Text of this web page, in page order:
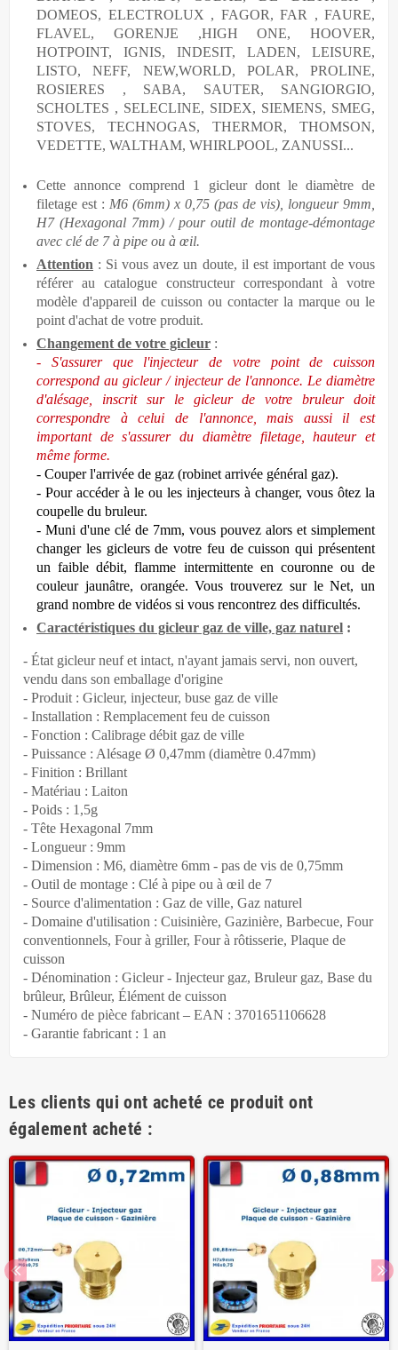
DOMEOS, ELECTROLUX , FAGOR, FAR , FAURE,
FLAVEL, GORENJE ,HIGH ONE, HOOVER,
HOTPOINT, IGNIS, INDESIT, LADEN, LEISURE,
LISTO, NEFF, NEW,WORLD, POLAR, PROLINE,
ROSIERES , SABA, SAUTER, SANGIORGIO,
SCHOLTES , SELECLINE, SIDEX, SIEMENS, SMEG,
STOVES, TECHNOGAS, THERMOR, THOMSON,
VEDETTE, WALTHAM, WHIRLPOOL, ZANUSSI...
Cette annonce comprend 1 gicleur dont le diamètre de
filetage est : M6 (6mm) x 0,75 (pas de vis), longueur 9mm,
H7 (Hexagonal 7mm) / pour outil de montage-démontage
avec clé de 7 à pipe ou à œil.
Attention : Si vous avez un doute, il est important de vous
référer au catalogue constructeur correspondant à votre
modèle d'appareil de cuisson ou contacter la marque ou le
point d'achat de votre produit.
Changement de votre gicleur :
- S'assurer que l'injecteur de votre point de cuisson
correspond au gicleur / injecteur de l'annonce. Le diamètre
d'alésage, inscrit sur le gicleur de votre bruleur doit
correspondre à celui de l'annonce, mais aussi il est
important de s'assurer du diamètre filetage, hauteur et
même forme.
- Couper l'arrivée de gaz (robinet arrivée général gaz).
- Pour accéder à le ou les injecteurs à changer, vous ôtez la
coupelle du bruleur.
- Muni d'une clé de 7mm, vous pouvez alors et simplement
changer les gicleurs de votre feu de cuisson qui présentent
un faible débit, flamme intermittente en couronne ou de
couleur jaunâtre, orangée. Vous trouverez sur le Net, un
grand nombre de vidéos si vous rencontrez des difficultés.
Caractéristiques du gicleur gaz de ville, gaz naturel :
- État gicleur neuf et intact, n'ayant jamais servi, non ouvert,
vendu dans son emballage d'origine
- Produit : Gicleur, injecteur, buse gaz de ville
- Installation : Remplacement feu de cuisson
- Fonction : Calibrage débit gaz de ville
- Puissance : Alésage Ø 0,47mm (diamètre 0.47mm)
- Finition : Brillant
- Matériau : Laiton
- Poids : 1,5g
- Tête Hexagonal 7mm
- Longueur : 9mm
- Dimension : M6, diamètre 6mm - pas de vis de 0,75mm
- Outil de montage : Clé à pipe ou à œil de 7
- Source d'alimentation : Gaz de ville, Gaz naturel
- Domaine d'utilisation : Cuisinière, Gazinière, Barbecue, Four
conventionnels, Four à griller, Four à rôtisserie, Plaque de
cuisson
- Dénomination : Gicleur - Injecteur gaz, Bruleur gaz, Base du
brûleur, Brûleur, Élément de cuisson
- Numéro de pièce fabricant – EAN : 3701651106628
- Garantie fabricant : 1 an
Les clients qui ont acheté ce produit ont
également acheté :